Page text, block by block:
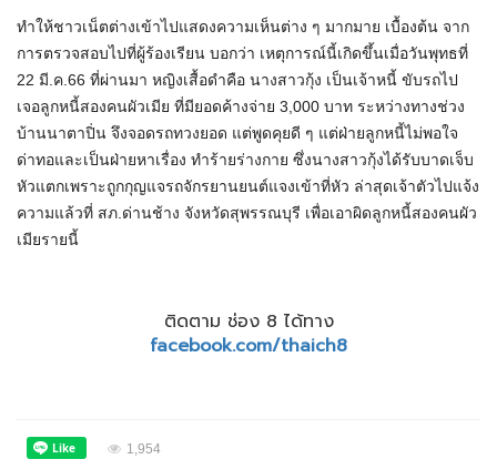
ทำให้ชาวเน็ตต่างเข้าไปแสดงความเห็นต่าง ๆ มากมาย เบื้องต้น จาก
การตรวจสอบไปที่ผู้ร้องเรียน บอกว่า เหตุการณ์นี้เกิดขึ้นเมื่อวันพุทธที่
22 มี.ค.66 ที่ผ่านมา หญิงเสื้อดำคือ นางสาวกุ้ง เป็นเจ้าหนี้ ขับรถไป
เจอลูกหนี้สองคนผัวเมีย ที่มียอดค้างจ่าย 3,000 บาท ระหว่างทางช่วง
บ้านนาตาปิ่น จึงจอดรถทวงยอด แต่พูดคุยดี ๆ แต่ฝ่ายลูกหนี้ไม่พอใจ
ด่าทอและเป็นฝ่ายหาเรื่อง ทำร้ายร่างกาย ซึ่งนางสาวกุ้งได้รับบาดเจ็บ
หัวแตกเพราะถูกกุญแจรถจักรยานยนต์แจงเข้าที่หัว ล่าสุดเจ้าตัวไปแจ้ง
ความแล้วที่ สภ.ด่านช้าง จังหวัดสุพรรณบุรี เพื่อเอาผิดลูกหนี้สองคนผัว
เมียรายนี้
ติดตาม ช่อง 8 ได้ทาง
facebook.com/thaich8
1,954